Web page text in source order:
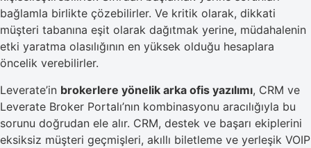
bağlamla birlikte çözebilirler. Ve kritik olarak, dikkati
müşteri tabanına eşit olarak dağıtmak yerine, müdahalenin
etki yaratma olasılığının en yüksek olduğu hesaplara
öncelik verebilirler.
Leverate’in brokerlere yönelik arka ofis yazılımı, CRM ve
Leverate Broker Portalı’nın kombinasyonu aracılığıyla bu
sorunu doğrudan ele alır. CRM, destek ve başarı ekiplerini
eksiksiz müşteri geçmişleri, akıllı biletleme ve yerleşik VOIP